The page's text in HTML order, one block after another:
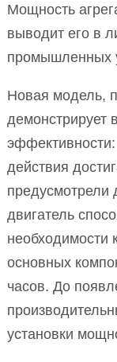
Мощность
выводит его в
промышленных
Новая модель,
демонстрирует
действия
предусмотрели
двигатель
необходимости
основных
часов. До
установки